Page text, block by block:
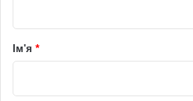
рІм'я *